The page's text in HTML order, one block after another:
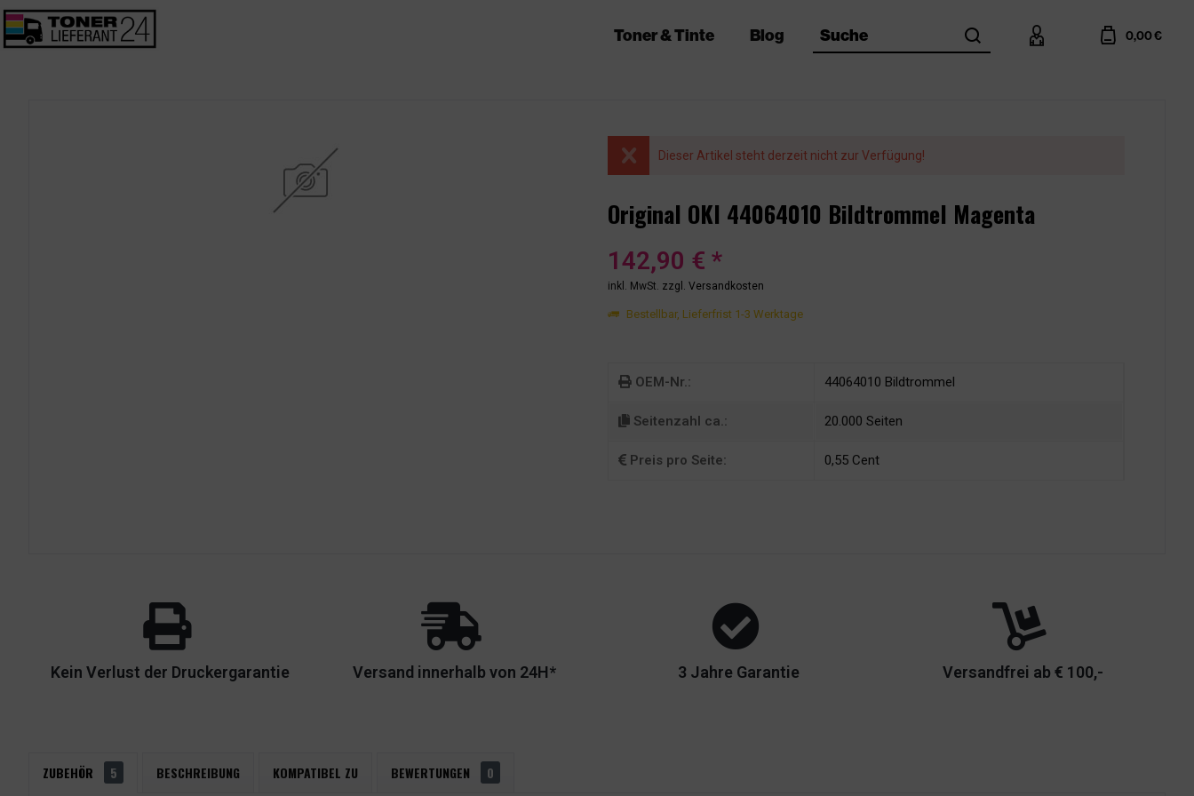
Toner & Tinte Blog Suche search account cart 0,00 €
Dieser Artikel steht derzeit nicht zur Verfügung!
Original OKI 44064010 Bildtrommel Magenta
142,90 € *
inkl. MwSt. zzgl. Versandkosten
Bestellbar, Lieferfrist 1-3 Werktage
OEM-Nr.: 44064010 Bildtrommel
Seitenzahl ca.: 20.000 Seiten
Preis pro Seite: 0,55 Cent
Kein Verlust der Druckergarantie Versand innerhalb von 24H* 3 Jahre Garantie Versandfrei ab € 100,-
ZUBEHÖR 5 BESCHREIBUNG KOMPATIBEL ZU BEWERTUNGEN 0